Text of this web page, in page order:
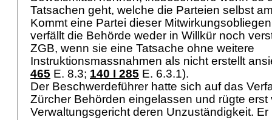
Tatsachen geht, welche die Parteien selbst
Kommt eine Partei dieser
verfällt die Behörde weder in Willkür noch
ZGB, wenn sie eine Tatsache ohne weitere
Instruktionsmassnahmen als nicht erstellt
465 E. 8.3; 140 I 285 E. 6.3.1).
Der Beschwerdeführer hatte sich auf das
Zürcher Behörden eingelassen und rügte erst
Verwaltungsgericht deren Unzuständigkeit.